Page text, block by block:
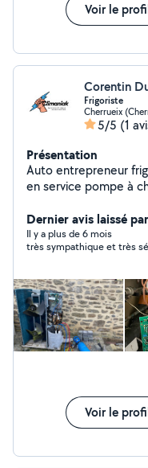
Voir le
Corentin
Frigoriste
Cherrueix
5/5 (1
Présentation
Auto entrepreneur
en service pompe à
électroménager,
Dernier avis laissé
Il y a plus de 6 mois
très sympathique et très
Voir le